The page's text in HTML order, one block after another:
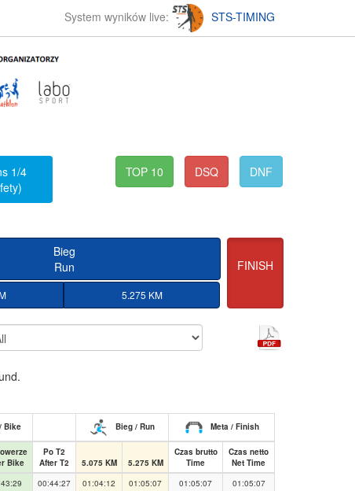
System wyników live: STS-TIMING
1/4
TOP 10 DSQ DNF
Bieg
Run
5.275 KM
FINISH
Bike Bieg / Run Meta / Finish
Bike
Po T2
After T2
5.075 KM 5.275 KM
Czas brutto
Time
Czas netto
Net Time
00:44:27 01:04:12 01:05:07 01:05:07
01:05:07